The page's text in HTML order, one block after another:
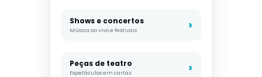
Shows e concertos
Música ao vivo e festivais
Peças de teatro
Espetáculos em cartaz